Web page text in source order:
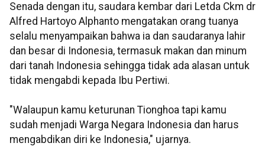
Senada dengan itu, saudara kembar dari Letda Ckm dr
Alfred Hartoyo Alphanto mengatakan orang tuanya
selalu menyampaikan bahwa ia dan saudaranya lahir
dan besar di Indonesia, termasuk makan dan minum
dari tanah Indonesia sehingga tidak ada alasan untuk
tidak mengabdi kepada Ibu Pertiwi.
"Walaupun kamu keturunan Tionghoa tapi kamu
sudah menjadi Warga Negara Indonesia dan harus
mengabdikan diri ke Indonesia," ujarnya.